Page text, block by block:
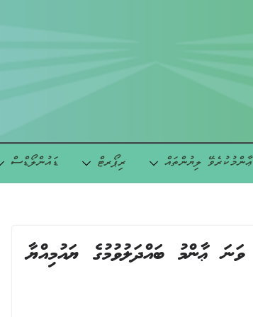
ޢާންމުކުރެވޭ ލިޔުންތައް ރިޕޯރޓް ޑައުންލޯޑްސް